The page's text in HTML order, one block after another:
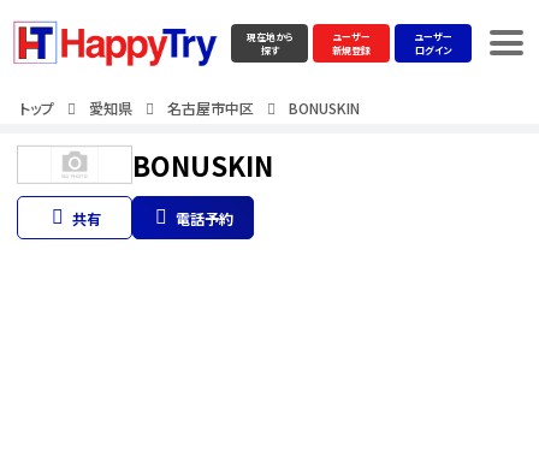
現在地から
探す
ユーザー
新規登録
ユーザー
ログイン
トップ 愛知県 名古屋市中区 BONUSKIN
BONUSKIN
共有 電話予約